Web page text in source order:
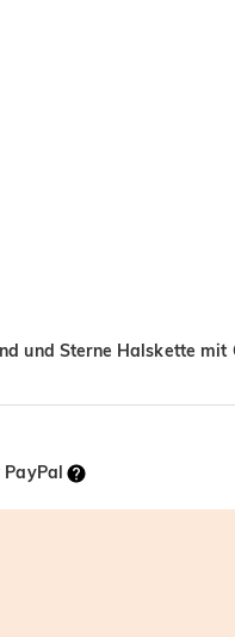
und Sterne Halskette mit
PayPal